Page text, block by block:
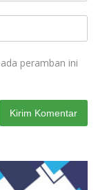
peramban ini